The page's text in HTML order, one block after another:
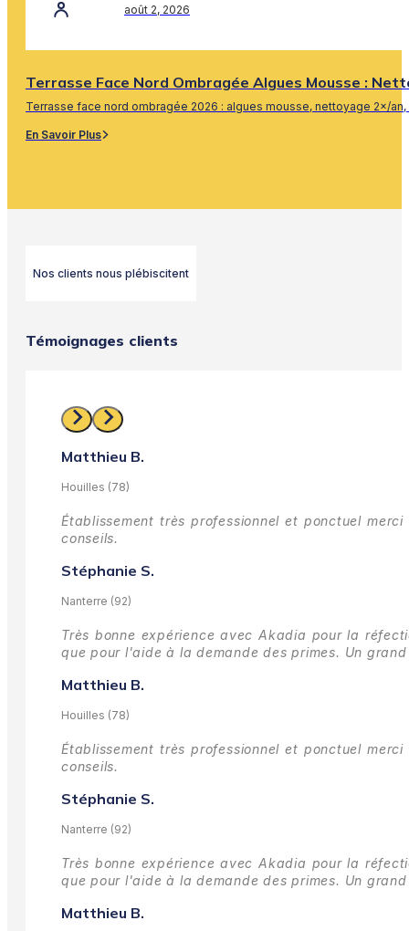
août 2, 2026
Terrasse Face Nord Ombragée Algues Mousse :
Terrasse face nord ombragée 2026 : algues mousse, nettoyage 2×/
En Savoir Plus
Nos clients nous plébiscitent
Témoignages clients
Matthieu B.
Houilles (78)
Établissement très professionnel et ponctuel
conseils.
Stéphanie S.
Nanterre (92)
Très bonne expérience avec Akadia pour la
que pour l'aide à la demande des primes. Un
Matthieu B.
Houilles (78)
Établissement très professionnel et ponctuel
conseils.
Stéphanie S.
Nanterre (92)
Très bonne expérience avec Akadia pour la
que pour l'aide à la demande des primes. Un
Matthieu B.